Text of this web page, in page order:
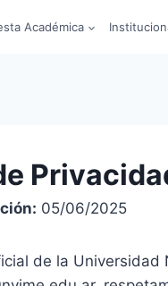
Académica
05/06/2025
de la